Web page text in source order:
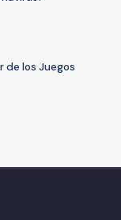
de los Juegos